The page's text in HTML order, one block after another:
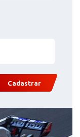
Cadastrar